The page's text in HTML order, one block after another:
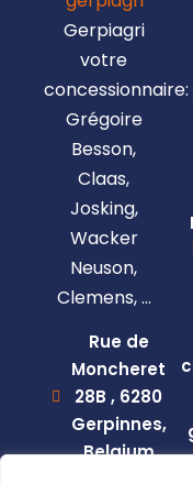
Gerpiagri
votre
concessionnaire:
Grégoire
Besson,
Claas,
Josking,
Wacker
Neuson,
Clemens, …
Rue de
Moncheret
28B , 6280
Gerpinnes,
Belgium